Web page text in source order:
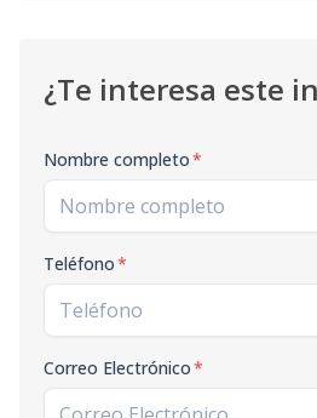
¿Te interesa este
Nombre completo*
Teléfono*
Correo Electrónico*